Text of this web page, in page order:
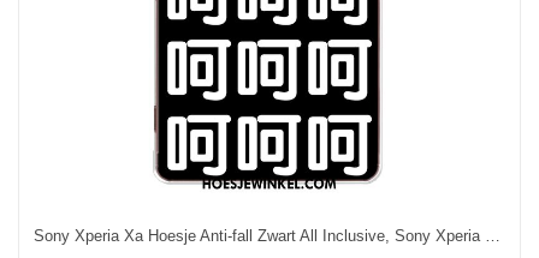
Sony Xperia Xa Hoesje Anti-fall Zwart All Inclusive, Sony Xperia Xa Hoesje Siliconen Pas